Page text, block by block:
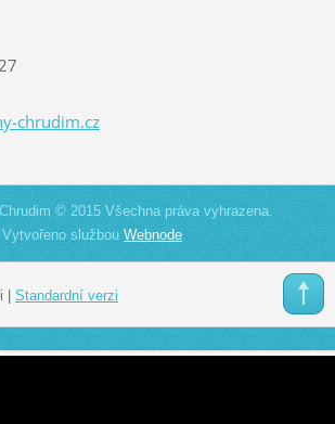
chrudim.cz
© 2015 Všechna práva vyhrazena.
Vytvořeno službouWebnode
| Standardní verzi